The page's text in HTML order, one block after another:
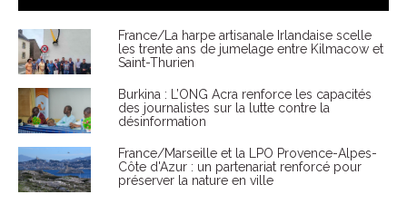
France/La harpe artisanale Irlandaise scelle
les trente ans de jumelage entre Kilmacow et
Saint-Thurien
Burkina : L’ONG Acra renforce les capacités
des journalistes sur la lutte contre la
désinformation
France/Marseille et la LPO Provence-Alpes-
Côte d'Azur : un partenariat renforcé pour
préserver la nature en ville